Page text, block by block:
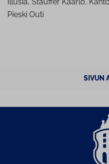
Pieski Outi
SIVUN